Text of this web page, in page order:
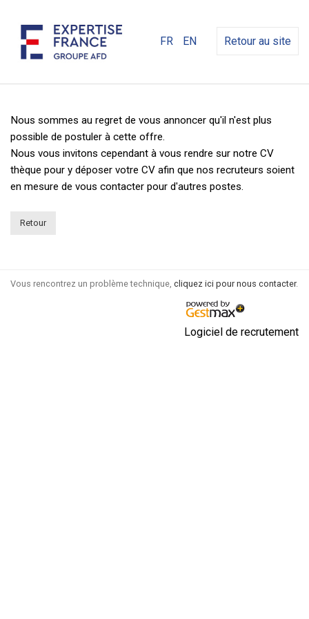
FR EN Retour au site
Nous sommes au regret de vous annoncer qu'il n'est plus
possible de postuler à cette offre.
Nous vous invitons cependant à vous rendre sur notre CV
thèque pour y déposer votre CV afin que nos recruteurs soient
en mesure de vous contacter pour d'autres postes.
Retour
Vous rencontrez un problème technique, cliquez ici pour nous contacter.
Logiciel de recrutement